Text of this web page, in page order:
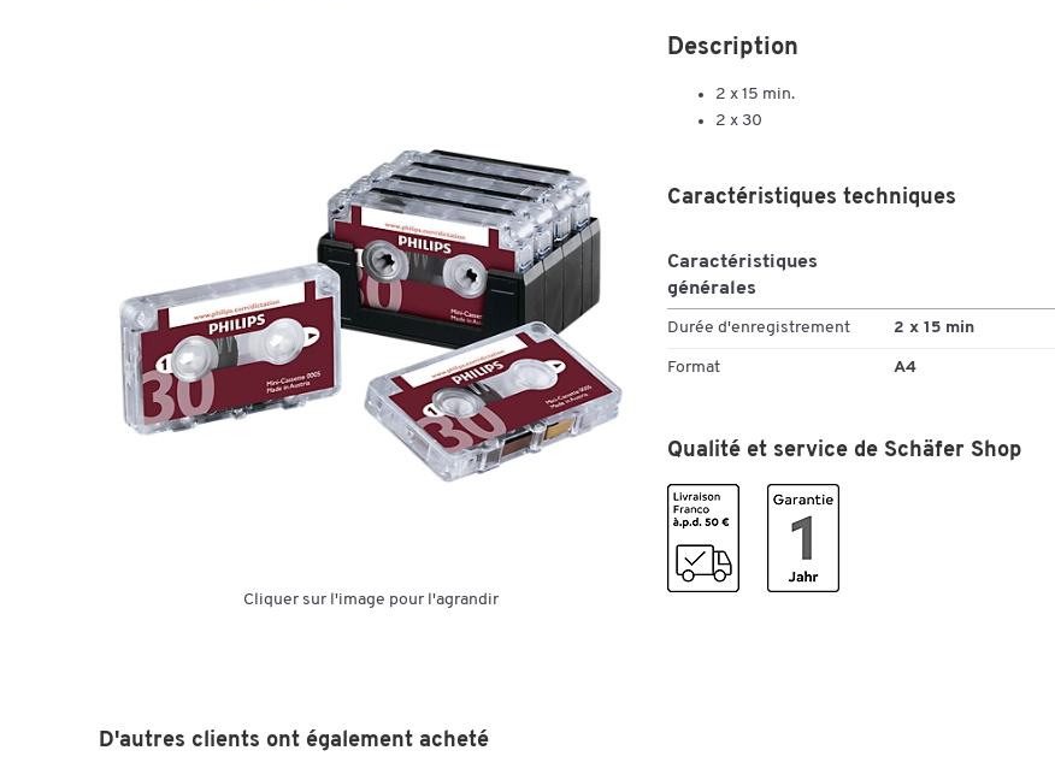
Cliquer sur l'image pour l'agrandir
Description
2 x 15 min.
2 x 30
Caractéristiques techniques
Caractéristiques
générales
Durée d'enregistrement 2 x 15 min
Format A4
Qualité et service de Schäfer Shop
D'autres clients ont également acheté